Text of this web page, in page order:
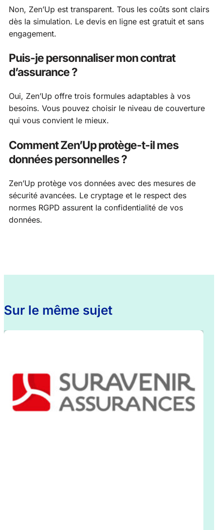
Non, Zen’Up est transparent. Tous les coûts sont clairs
dès la simulation. Le devis en ligne est gratuit et sans
engagement.
Puis-je personnaliser mon contrat
d’assurance ?
Oui, Zen’Up offre trois formules adaptables à vos
besoins. Vous pouvez choisir le niveau de couverture
qui vous convient le mieux.
Comment Zen’Up protège-t-il mes
données personnelles ?
Zen’Up protège vos données avec des mesures de
sécurité avancées. Le cryptage et le respect des
normes RGPD assurent la confidentialité de vos
données.
Sur le même sujet